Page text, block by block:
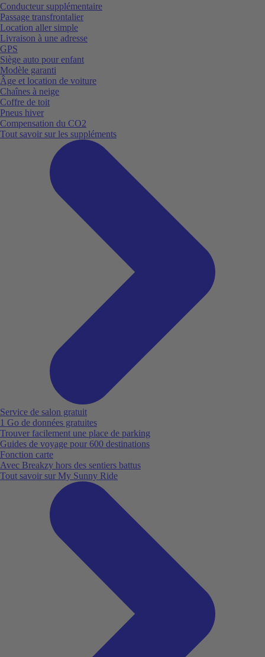
Conducteur supplémentaire
Passage transfrontalier
Location aller simple
Livraison à une adresse
GPS
Siège auto pour enfant
Modèle garanti
Âge et location de voiture
Chaînes à neige
Coffre de toit
Pneus hiver
Compensation du CO2
Tout savoir sur les suppléments
Service de salon gratuit
1 Go de données gratuites
Trouver facilement une place de parking
Guides de voyage pour 600 destinations
Fonction carte
Avec Breakzy hors des sentiers battus
Tout savoir sur My Sunny Ride